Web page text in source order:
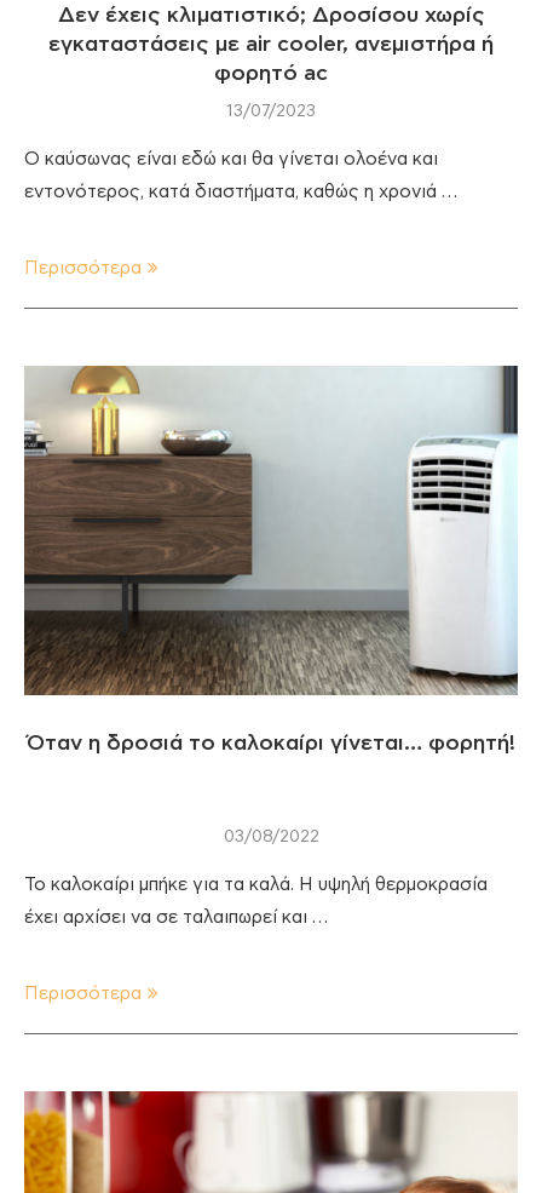
Δεν έχεις κλιματιστικό; Δροσίσου χωρίς
εγκαταστάσεις με air cooler, ανεμιστήρα ή
φορητό ac
13/07/2023
Ο καύσωνας είναι εδώ και θα γίνεται ολοένα και
εντονότερος, κατά διαστήματα, καθώς η χρονιά …
Περισσότερα
Όταν η δροσιά το καλοκαίρι γίνεται… φορητή!
03/08/2022
Το καλοκαίρι μπήκε για τα καλά. Η υψηλή θερμοκρασία
έχει αρχίσει να σε ταλαιπωρεί και …
Περισσότερα